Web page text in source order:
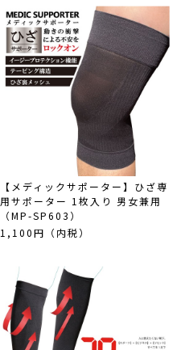
【メディックサポーター】ひざ専
用サポーター 1枚入り 男女兼用
（MP-SP603）
1,100円（内税）